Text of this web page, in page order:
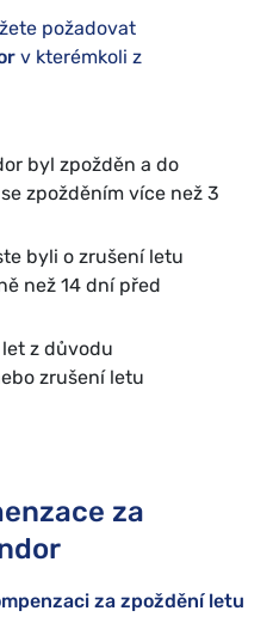
požadovat
v kterémkoli z
byl zpožděn a do
zpožděním více než 3
byli o zrušení letu
než 14 dní před
z důvodu
zrušení letu
za
za zpoždění letu